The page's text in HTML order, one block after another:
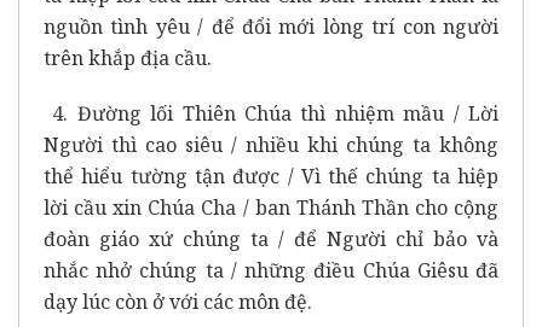
nguồn tình yêu / để đổi mới lòng trí con người
trên khắp địa cầu.
4. Đường lối Thiên Chúa thì nhiệm mầu / Lời
Người thì cao siêu / nhiều khi chúng ta không
thể hiểu tường tận được / Vì thế chúng ta hiệp
lời cầu xin Chúa Cha / ban Thánh Thần cho cộng
đoàn giáo xứ chúng ta / để Người chỉ bảo và
nhắc nhở chúng ta / những điều Chúa Giêsu đã
dạy lúc còn ở với các môn đệ.